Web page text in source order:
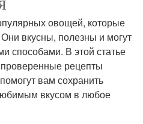
овощей, которые
вкусны, полезны и могут
способами. В этой статье
рецепты
вам сохранить
вкусом в любое